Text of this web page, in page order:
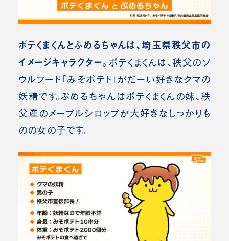
ポテくまくんとぷめるちゃんは、埼玉県秩父市の
イメージキャラクター。 ポテくまくんは、秩父のソ
ウルフード「みそポテト」がだーい好きなクマの
妖精です。ぷめるちゃんはポテくまくんの妹、秩
父産のメープルシロップが大好きなしっかりも
のの女の子です。